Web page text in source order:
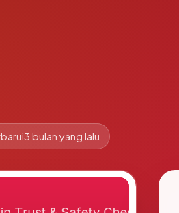
3 bulan yang lalu